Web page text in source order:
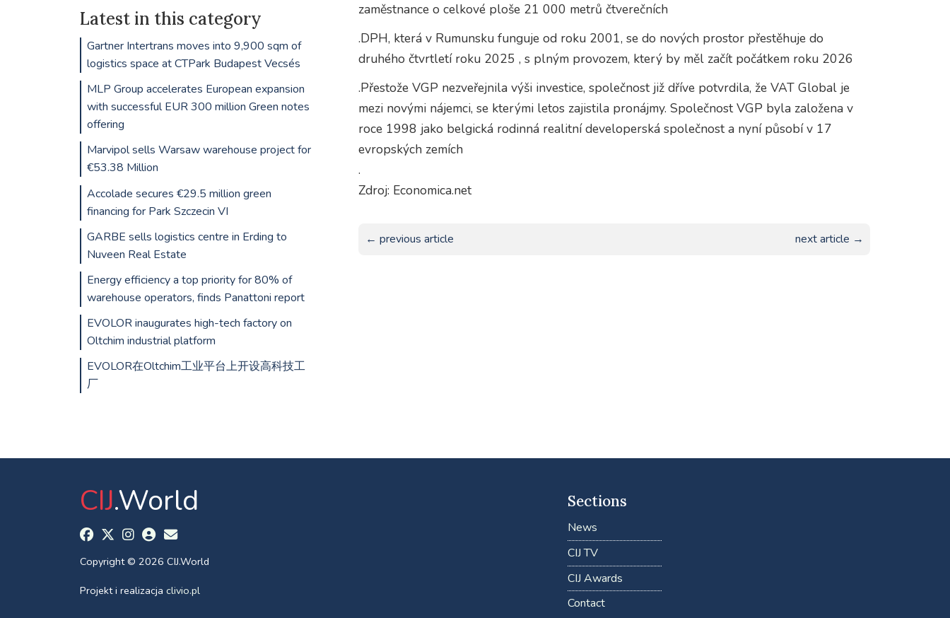
zaměstnance o celkové ploše 21 000 metrů čtverečních
.DPH, která v Rumunsku funguje od roku 2001, se do nových prostor přestěhuje do
druhého čtvrtletí roku 2025 , s plným provozem, který by měl začít počátkem roku 2026
.Přestože VGP nezveřejnila výši investice, společnost již dříve potvrdila, že VAT Global je
mezi novými nájemci, se kterými letos zajistila pronájmy. Společnost VGP byla založena v
roce 1998 jako belgická rodinná realitní developerská společnost a nyní působí v 17
evropských zemích
.
Zdroj: Economica.net
← previous article next article →
Latest in this category
Gartner Intertrans moves into 9,900 sqm of
logistics space at CTPark Budapest Vecsés
MLP Group accelerates European expansion
with successful EUR 300 million Green notes
offering
Marvipol sells Warsaw warehouse project for
€53.38 Million
Accolade secures €29.5 million green
financing for Park Szczecin VI
GARBE sells logistics centre in Erding to
Nuveen Real Estate
Energy efficiency a top priority for 80% of
warehouse operators, finds Panattoni report
EVOLOR inaugurates high-tech factory on
Oltchim industrial platform
EVOLOR在Oltchim工业平台上开设高科技工
厂
CIJ.World
Copyright © 2026 CIJ.World
Projekt i realizacja clivio.pl
Sections
News
CIJ TV
CIJ Awards
Contact